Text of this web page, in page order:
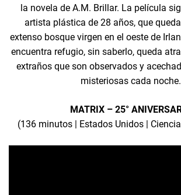
la novela de A.M. Brillar. La película
artista plástica de 28 años, que
extenso bosque virgen en el oeste de
encuentra refugio, sin saberlo, queda
extraños que son observados y
misteriosas cada noche.
MATRIX – 25°
(136 minutos | Estados Unidos |